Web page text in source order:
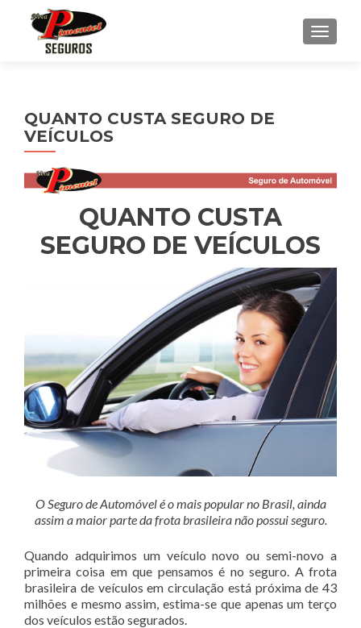
QUANTO CUSTA SEGURO DE
VEÍCULOS
QUANTO CUSTA
SEGURO DE VEÍCULOS
O Seguro de Automóvel é o mais popular no Brasil, ainda
assim a maior parte da frota brasileira não possui seguro.
Quando adquirimos um veículo novo ou semi-novo a
primeira coisa em que pensamos é no seguro. A frota
brasileira de veículos em circulação está próxima de 43
milhões e mesmo assim, estima-se que apenas um terço
dos veículos estão segurados.